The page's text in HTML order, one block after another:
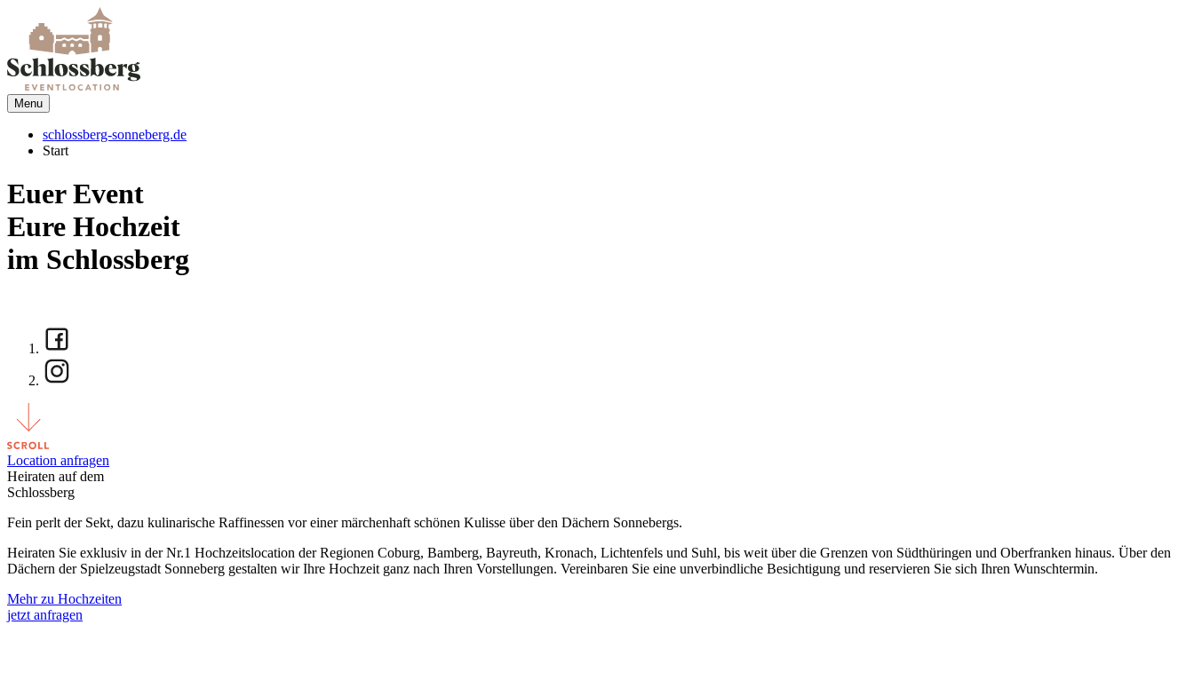
Menu
schlossberg-sonneberg.de
Start
Euer Event
Eure Hochzeit
im Schlossberg
Location anfragen
Heiraten auf dem
Schlossberg
Fein perlt der Sekt, dazu kulinarische Raffinessen vor einer märchenhaft schönen Kulisse über den Dächern Sonnebergs.
Heiraten Sie exklusiv in der Nr.1 Hochzeitslocation der Regionen Coburg, Bamberg, Bayreuth, Kronach, Lichtenfels und Suhl, bis weit über die Grenzen von Südthüringen und Oberfranken hinaus. Über den
Dächern der Spielzeugstadt Sonneberg gestalten wir Ihre Hochzeit ganz nach Ihren Vorstellungen. Vereinbaren Sie eine unverbindliche Besichtigung und reservieren Sie sich Ihren Wunschtermin.
Mehr zu Hochzeiten
jetzt anfragen